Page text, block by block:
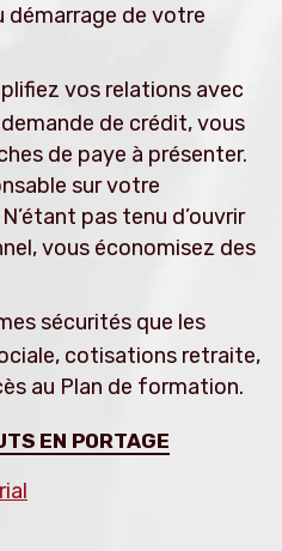
de votre
vos relations avec
de crédit, vous
de paye à présenter.
sur votre
pas tenu d’ouvrir
vous économisez des
sécurités que les
cotisations retraite,
au Plan de formation.
EN PORTAGE